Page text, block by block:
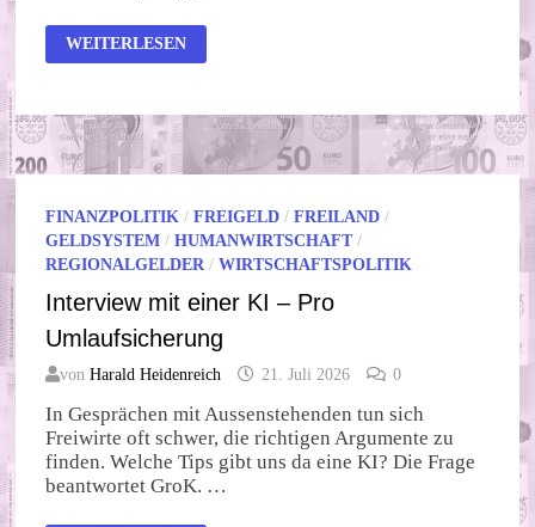
INTERVIEW
MIT
RENTE?
KLAR!
WEITERLESEN
FINANZPOLITIK /FREIGELD /FREILAND /
GELDSYSTEM /HUMANWIRTSCHAFT/
REGIONALGELDER /WIRTSCHAFTSPOLITIK
Interview mit einer KI – Pro
Umlaufsicherung
vonHarald Heidenreich 21. Juli 2026 0
In Gesprächen mit Aussenstehenden tun sich
Freiwirte oft schwer, die richtigen Argumente zu
finden. Welche Tips gibt uns da eine KI? Die Frage
beantwortet GroK. …